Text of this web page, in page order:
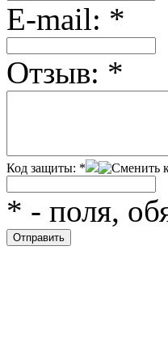
Е-mail: *
Отзыв: *
Код защиты: *
* - поля,